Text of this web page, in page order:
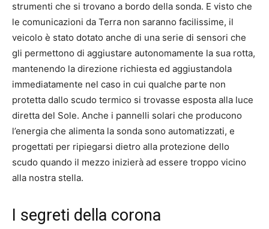
strumenti che si trovano a bordo della sonda. E visto che
le comunicazioni da Terra non saranno facilissime, il
veicolo è stato dotato anche di una serie di sensori che
gli permettono di aggiustare autonomamente la sua rotta,
mantenendo la direzione richiesta ed aggiustandola
immediatamente nel caso in cui qualche parte non
protetta dallo scudo termico si trovasse esposta alla luce
diretta del Sole. Anche i pannelli solari che producono
l’energia che alimenta la sonda sono automatizzati, e
progettati per ripiegarsi dietro alla protezione dello
scudo quando il mezzo inizierà ad essere troppo vicino
alla nostra stella.
I segreti della corona